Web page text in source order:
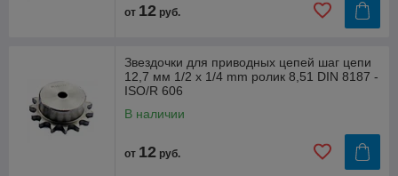
от 12 руб.
Звездочки для приводных цепей шаг цепи
12,7 мм 1/2 x 1/4 mm ролик 8,51 DIN 8187 -
ISO/R 606
В наличии
от 12 руб.